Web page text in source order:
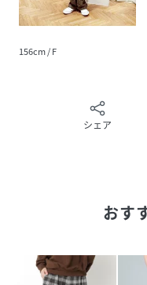
156cm / F
シェア
おす